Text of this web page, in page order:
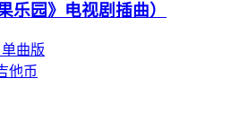
乐园》电视剧插曲）
单曲版
他币